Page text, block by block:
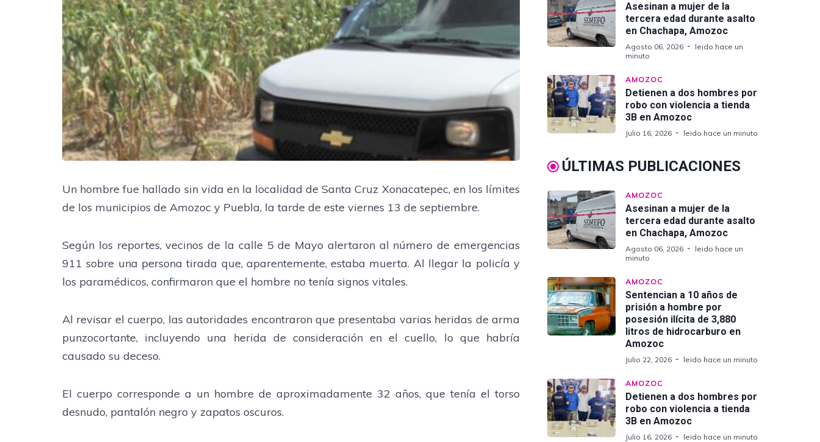
Un hombre fue hallado sin vida en la localidad de Santa Cruz Xonacatepec, en los límites
de los municipios de Amozoc y Puebla, la tarde de este viernes 13 de septiembre.
Según los reportes, vecinos de la calle 5 de Mayo alertaron al número de emergencias
911 sobre una persona tirada que, aparentemente, estaba muerta. Al llegar la policía y
los paramédicos, confirmaron que el hombre no tenía signos vitales.
Al revisar el cuerpo, las autoridades encontraron que presentaba varias heridas de arma
punzocortante, incluyendo una herida de consideración en el cuello, lo que habría
causado su deceso.
El cuerpo corresponde a un hombre de aproximadamente 32 años, que tenía el torso
desnudo, pantalón negro y zapatos oscuros.
Asesinan a mujer de la
tercera edad durante asalto
en Chachapa, Amozoc
Agosto 06, 2026
leido hace un
minuto
AMOZOC
Detienen a dos hombres por
robo con violencia a tienda
3B en Amozoc
Julio 16, 2026 leido hace un minuto
ÚLTIMAS PUBLICACIONES
AMOZOC
Asesinan a mujer de la
tercera edad durante asalto
en Chachapa, Amozoc
Agosto 06, 2026
leido hace un
minuto
AMOZOC
Sentencian a 10 años de
prisión a hombre por
posesión ilícita de 3,880
litros de hidrocarburo en
Amozoc
Julio 22, 2026 leido hace un minuto
AMOZOC
Detienen a dos hombres por
robo con violencia a tienda
3B en Amozoc
Julio 16, 2026 leido hace un minuto